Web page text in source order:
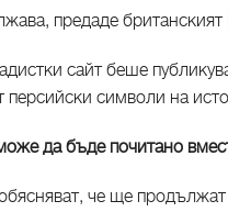
предаде британският
сайт беше
персийски символи на
да бъде почитано
че ще